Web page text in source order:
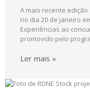
A mais recente
no dia 20 de janeiro
Experiências ao
promovido pelo
Ler mais »